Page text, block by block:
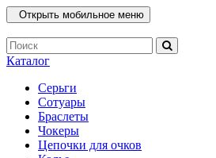
Открыть мобильное меню
Каталог
Серьги
Сотуары
Браслеты
Чокеры
Цепочки для очков